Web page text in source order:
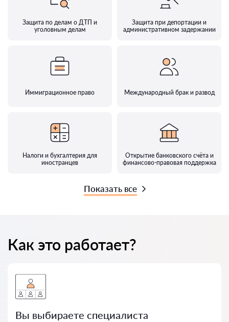
Защита по делам о ДТП и
уголовным делам
Защита при депортации и
административном задержании
Иммиграционное право Международный брак и развод
Налоги и бухгалтерия для
иностранцев
Открытие банковского счёта и
финансово-правовая поддержка
Показать все
Как это работает?
Вы выбираете специалиста